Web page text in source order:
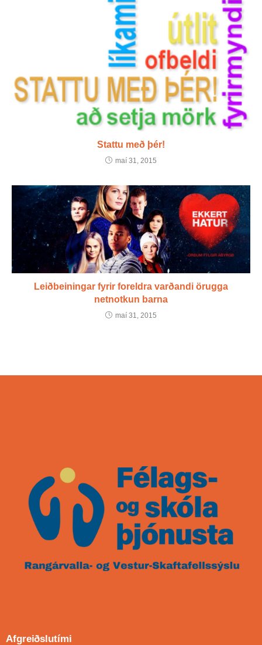
Stattu með þér!
maí 31, 2015
Leiðbeiningar fyrir foreldra varðandi örugga
netnotkun barna
maí 31, 2015
Afgreiðslutími